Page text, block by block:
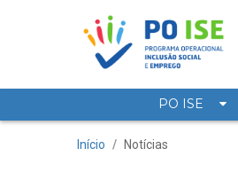
Saltar para o conteúdo
Notícias
PO ISE
Início / Notícias